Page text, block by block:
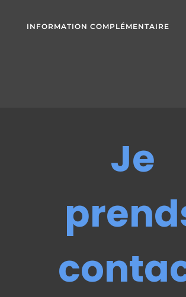
INFORMATION COMPLÉMENTAIRE
Je